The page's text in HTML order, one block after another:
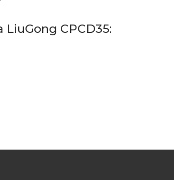
CPCD35: